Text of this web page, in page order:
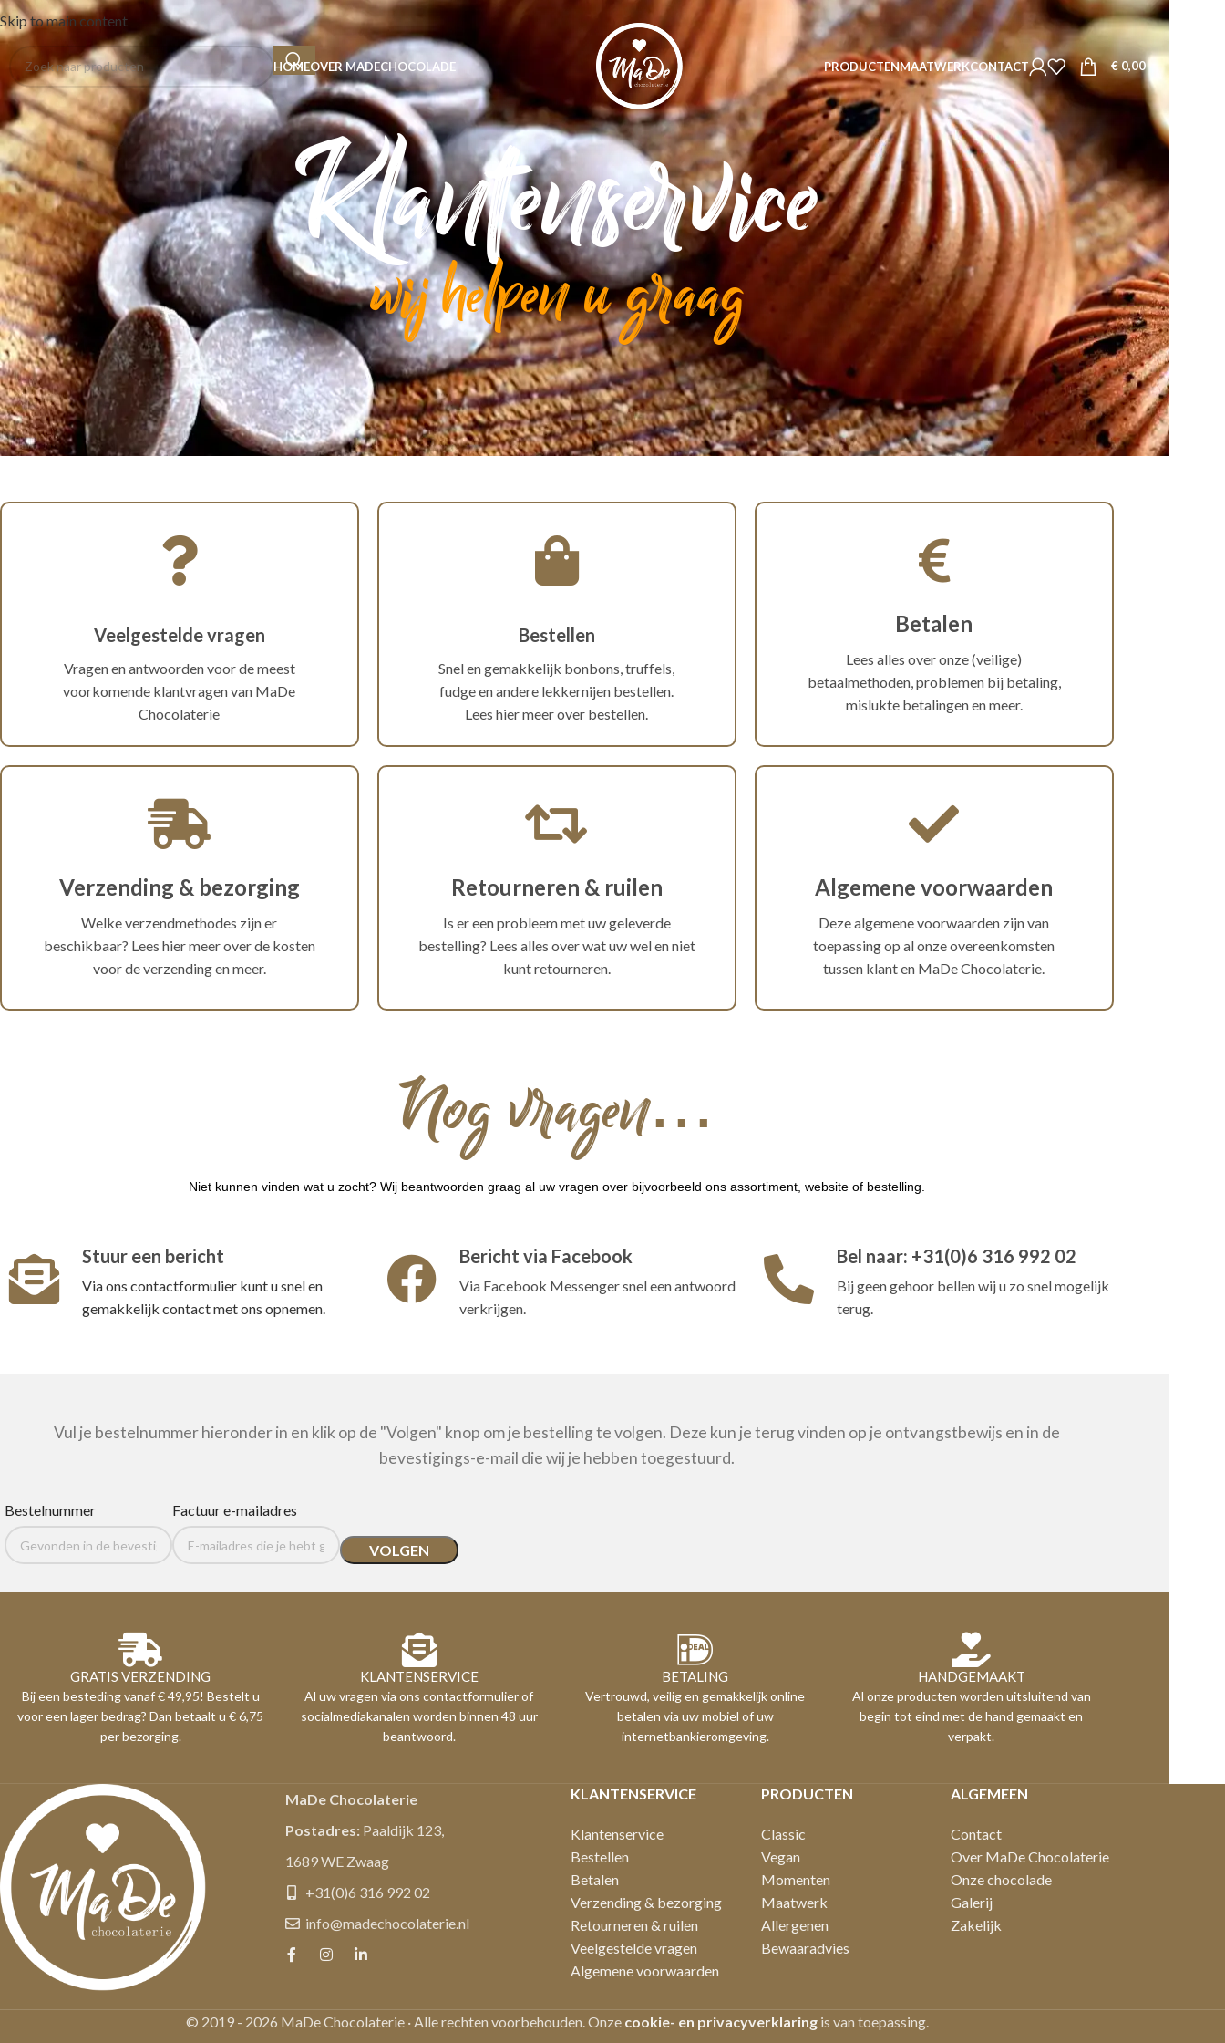
Skip to main content
HOMEOVER MADECHOCOLADE PRODUCTENMAATWERKCONTACT €0,00
Klantenservice
wij helpen u graag
Veelgestelde vragen
Vragen en antwoorden voor de meest
voorkomende klantvragen van MaDe
Chocolaterie
Bestellen
Snel en gemakkelijk bonbons, truffels,
fudge en andere lekkernijen bestellen.
Lees hier meer over bestellen.
Betalen
Lees alles over onze (veilige)
betaalmethoden, problemen bij betaling,
mislukte betalingen en meer.
Verzending & bezorging
Welke verzendmethodes zijn er
beschikbaar? Lees hier meer over de kosten
voor de verzending en meer.
Retourneren & ruilen
Is er een probleem met uw geleverde
bestelling? Lees alles over wat uw wel en niet
kunt retourneren.
Algemene voorwaarden
Deze algemene voorwaarden zijn van
toepassing op al onze overeenkomsten
tussen klant en MaDe Chocolaterie.
Nog vragen...
Niet kunnen vinden wat u zocht? Wij beantwoorden graag al uw vragen over bijvoorbeeld ons assortiment, website of bestelling.
Stuur een bericht
Via ons contactformulier kunt u snel en
gemakkelijk contact met ons opnemen.
Bericht via Facebook
Via Facebook Messenger snel een antwoord
verkrijgen.
Bel naar: +31(0)6 316 992 02
Bij geen gehoor bellen wij u zo snel mogelijk
terug.
Vul je bestelnummer hieronder in en klik op de "Volgen" knop om je bestelling te volgen. Deze kun je terug vinden op je ontvangstbewijs en in de
bevestigings-e-mail die wij je hebben toegestuurd.
Bestelnummer Factuur e-mailadres
VOLGEN
GRATIS VERZENDING
Bij een besteding vanaf € 49,95! Bestelt u
voor een lager bedrag? Dan betaalt u € 6,75
per bezorging.
KLANTENSERVICE
Al uw vragen via ons contactformulier of
socialmediakanalen worden binnen 48 uur
beantwoord.
BETALING
Vertrouwd, veilig en gemakkelijk online
betalen via uw mobiel of uw
internetbankieromgeving.
HANDGEMAAKT
Al onze producten worden uitsluitend van
begin tot eind met de hand gemaakt en
verpakt.
MaDe Chocolaterie
Postadres:Paaldijk 123,
1689 WE Zwaag
+31(0)6 316 992 02
info@madechocolaterie.nl
KLANTENSERVICE
Klantenservice
Bestellen
Betalen
Verzending & bezorging
Retourneren & ruilen
Veelgestelde vragen
Algemene voorwaarden
PRODUCTEN
Classic
Vegan
Momenten
Maatwerk
Allergenen
Bewaaradvies
ALGEMEEN
Contact
Over MaDe Chocolaterie
Onze chocolade
Galerij
Zakelijk
© 2019 - 2026 MaDe Chocolaterie · Alle rechten voorbehouden. Onze cookie- en privacyverklaringis van toepassing.